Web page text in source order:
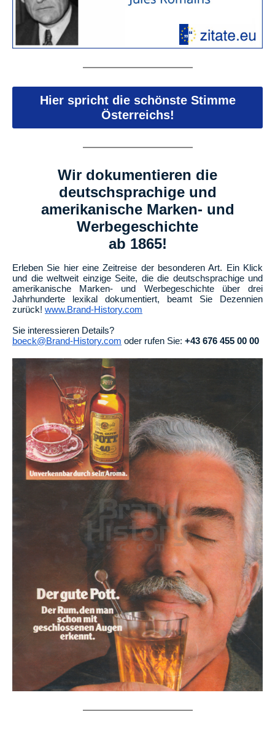
Hier spricht die schönste Stimme
Österreichs!
Wir dokumentieren die
deutschsprachige und
amerikanische Marken- und
Werbegeschichte
ab 1865!
Erleben Sie hier eine Zeitreise der besonderen Art. Ein Klick
und die weltweit einzige Seite, die die deutschsprachige und
amerikanische Marken- und Werbegeschichte über drei
Jahrhunderte lexikal dokumentiert, beamt Sie Dezennien
zurück! www.Brand-History.com
Sie interessieren Details?
boeck@Brand-History.com oder rufen Sie: +43 676 455 00 00